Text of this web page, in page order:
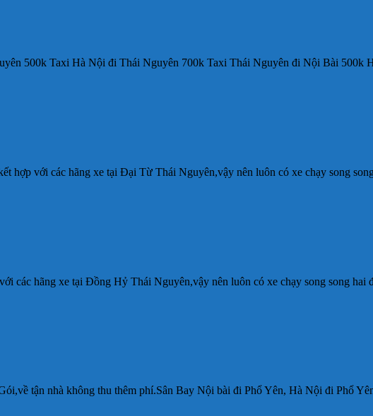
500k Taxi Hà Nội đi Thái Nguyên 700k Taxi Thái Nguyên đi Nội Bài 500k
với các hãng xe tại Đại Từ Thái Nguyên,vậy nên luôn có xe chạy song
hãng xe tại Đồng Hỷ Thái Nguyên,vậy nên luôn có xe chạy song song hai
tận nhà không thu thêm phí.Sân Bay Nội bài đi Phổ Yên, Hà Nội đi Phổ